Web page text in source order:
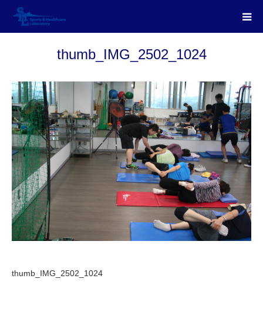
thumb_IMG_2502_1024
thumb_IMG_2502_1024